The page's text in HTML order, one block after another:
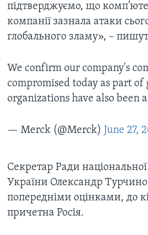
підтверджуємо, що
компанії зазнала атаки
глобального зламу», –
We confirm our company's
compromised today as part
organizations have also been
— Merck (@Merck) June 27,
Секретар Ради
України Олександр
попередніми оцінками, до
причетна Росія.